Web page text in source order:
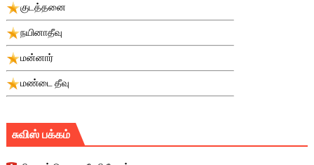
குடத்தனை
நயினாதீவு
மன்னார்
மண்டை தீவு
சுவிஸ் பக்கம்